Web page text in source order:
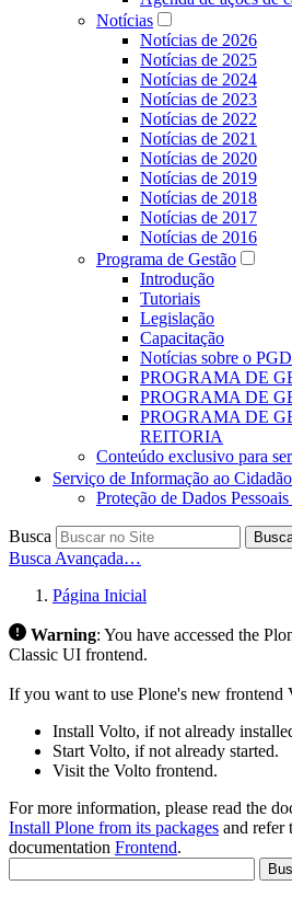
Notícias
Notícias de 2026
Notícias de 2025
Notícias de 2024
Notícias de 2023
Notícias de 2022
Notícias de 2021
Notícias de 2020
Notícias de 2019
Notícias de 2018
Notícias de 2017
Notícias de 2016
Programa de Gestão
Introdução
Tutoriais
Legislação
Capacitação
Notícias sobre o
PROGRAMA DE
PROGRAMA DE
PROGRAMA DE
REITORIA
Conteúdo exclusivo para
Serviço de Informação ao Cidadão
Proteção de Dados
Busca
Busca Avançada…
Página Inicial
Warning: You have accessed the
Classic UI frontend.
If you want to use Plone's new frontend
Install Volto, if not already
Start Volto, if not already started.
Visit the Volto frontend.
For more information, please read the
Install Plone from its packages and refer
documentation Frontend.